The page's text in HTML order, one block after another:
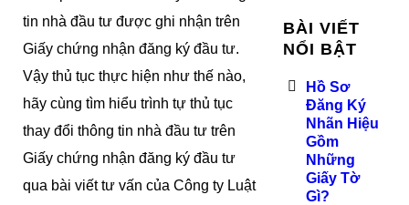
tin nhà đầu tư được ghi nhận trên
Giấy chứng nhận đăng ký đầu tư.
Vậy thủ tục thực hiện như thế nào,
hãy cùng tìm hiểu trình tự thủ tục
thay đổi thông tin nhà đầu tư trên
Giấy chứng nhận đăng ký đầu tư
qua bài viết tư vấn của Công ty Luật
BÀI VIẾT
NỔI BẬT
Hồ Sơ
Đăng Ký
Nhãn Hiệu
Gồm
Những
Giấy Tờ
Gì?